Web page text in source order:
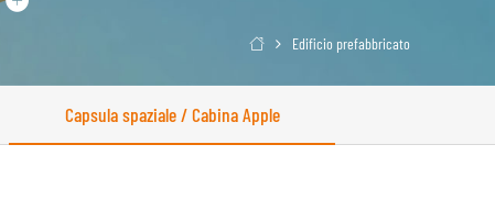
 Edificio prefabbricato
Capsula spaziale / Cabina Apple